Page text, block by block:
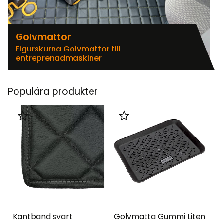
Golvmattor
Figurskurna Golvmattor till
entreprenadmaskiner
Populära produkter
Kantband svart
Lägg till i favoriter
Golvmatta Gummi Liten
Lägg till i favoriter